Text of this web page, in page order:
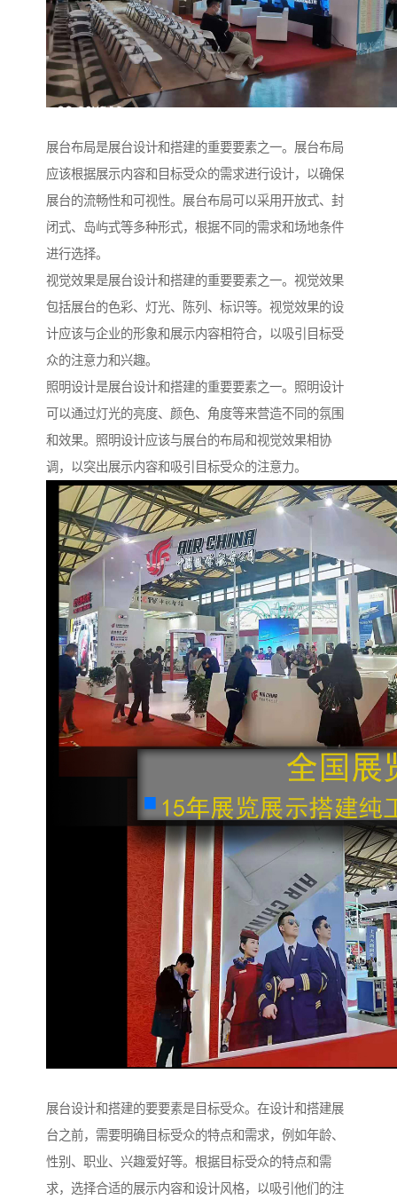
展台布局是展台设计和搭建的重要要素之一。展台布局
应该根据展示内容和目标受众的需求进行设计，以确保
展台的流畅性和可视性。展台布局可以采用开放式、封
闭式、岛屿式等多种形式，根据不同的需求和场地条件
进行选择。
视觉效果是展台设计和搭建的重要要素之一。视觉效果
包括展台的色彩、灯光、陈列、标识等。视觉效果的设
计应该与企业的形象和展示内容相符合，以吸引目标受
众的注意力和兴趣。
照明设计是展台设计和搭建的重要要素之一。照明设计
可以通过灯光的亮度、颜色、角度等来营造不同的氛围
和效果。照明设计应该与展台的布局和视觉效果相协
调，以突出展示内容和吸引目标受众的注意力。
展台设计和搭建的要要素是目标受众。在设计和搭建展
台之前，需要明确目标受众的特点和需求，例如年龄、
性别、职业、兴趣爱好等。根据目标受众的特点和需
求，选择合适的展示内容和设计风格，以吸引他们的注